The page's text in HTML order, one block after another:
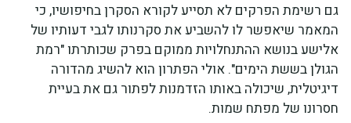
גם רשימת הפרקים לא תסייע לקורא הסקרן בחיפושיו, כי
המאמר שיאפשר לו להשביע את סקרנותו לגבי דעותיו של
אלישע בנושא ההתנחלויות ממוקם בפרק שכותרתו "רמת
הגולן בששת הימים". אולי הפתרון הוא להשיג מהדורה
דיגיטלית, שיכולה באותו הזדמנות לפתור גם את בעיית
חסרונו של מפתח שמות.